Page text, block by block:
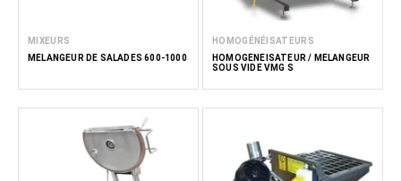
MIXEURS
MÉLANGEUR DE SALADES 600-1000
HOMOGÉNÉISATEURS
HOMOGÉNÉISATEUR / MÉLANGEUR
SOUS VIDE VMG S